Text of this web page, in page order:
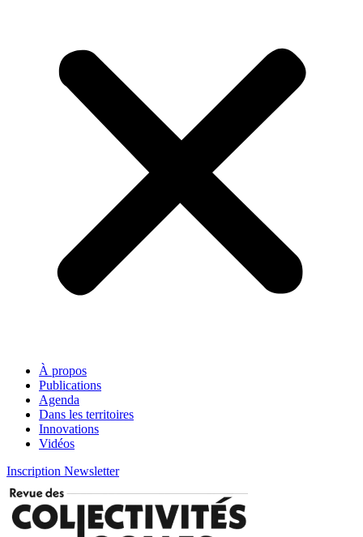
À propos
Publications
Agenda
Dans les territoires
Innovations
Vidéos
Inscription Newsletter